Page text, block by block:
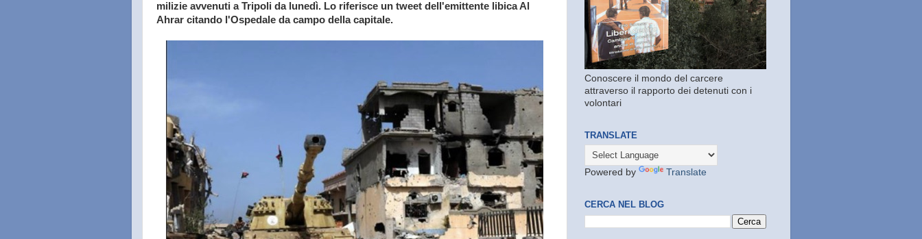
milizie avvenuti a Tripoli da lunedì. Lo riferisce un tweet dell'emittente libica Al
Ahrar citando l'Ospedale da campo della capitale.
Conoscere il mondo del carcere
attraverso il rapporto dei detenuti con i
volontari
TRANSLATE
Powered by Translate
CERCA NEL BLOG